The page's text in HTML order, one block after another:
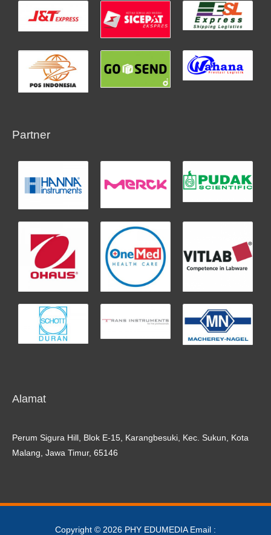
Partner
Alamat
Perum Sigura Hill, Blok E-15, Karangbesuki, Kec. Sukun, Kota
Malang, Jawa Timur, 65146
Copyright © 2026 PHY EDUMEDIAEmail :